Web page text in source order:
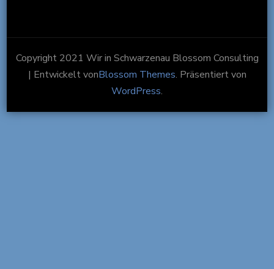
Copyright 2021 Wir in Schwarzenau Blossom Consulting
| Entwickelt vonBlossom Themes. Präsentiert von
WordPress.